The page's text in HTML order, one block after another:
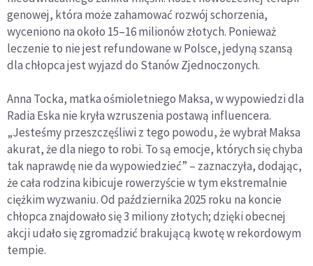
genowej, która może zahamować rozwój schorzenia,
wyceniono na około 15–16 milionów złotych. Ponieważ
leczenie to nie jest refundowane w Polsce, jedyną szansą
dla chłopca jest wyjazd do Stanów Zjednoczonych.
Anna Tocka, matka ośmioletniego Maksa, w wypowiedzi dla
Radia Eska nie kryła wzruszenia postawą influencera.
„Jesteśmy przeszczęśliwi z tego powodu, że wybrał Maksa
akurat, że dla niego to robi. To są emocje, których się chyba
tak naprawdę nie da wypowiedzieć” – zaznaczyła, dodając,
że cała rodzina kibicuje rowerzyście w tym ekstremalnie
ciężkim wyzwaniu. Od października 2025 roku na koncie
chłopca znajdowało się 3 miliony złotych; dzięki obecnej
akcji udało się zgromadzić brakującą kwotę w rekordowym
tempie.